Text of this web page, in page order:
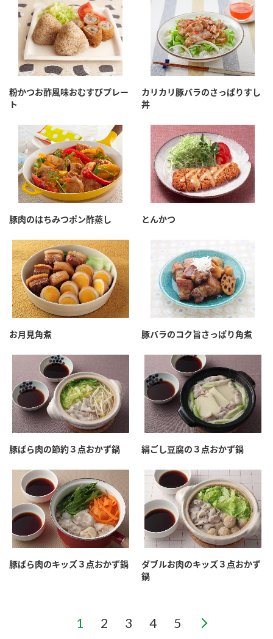
粉かつお酢風味おむすびプレー
ト
カリカリ豚バラのさっぱりすし
丼
豚肉のはちみつポン酢蒸し とんかつ
お月見角煮 豚バラのコク旨さっぱり角煮
豚ばら肉の節約３点おかず鍋 絹ごし豆腐の３点おかず鍋
豚ばら肉のキッズ３点おかず鍋
ダブルお肉のキッズ３点おかず
鍋